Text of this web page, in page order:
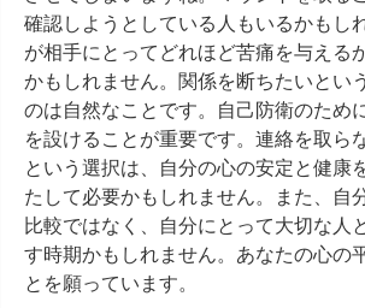
確認しようとしている人もいるかもし
が相手にとってどれほど苦痛を与える
かもしれません。関係を断ちたいとい
のは自然なことです。自己防衛のため
を設けることが重要です。連絡を取ら
という選択は、自分の心の安定と健康
たして必要かもしれません。また、自
比較ではなく、自分にとって大切な人
す時期かもしれません。あなたの心の
とを願っています。